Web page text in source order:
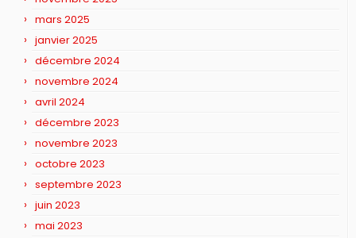
mars 2025
janvier 2025
décembre 2024
novembre 2024
avril 2024
décembre 2023
novembre 2023
octobre 2023
septembre 2023
juin 2023
mai 2023